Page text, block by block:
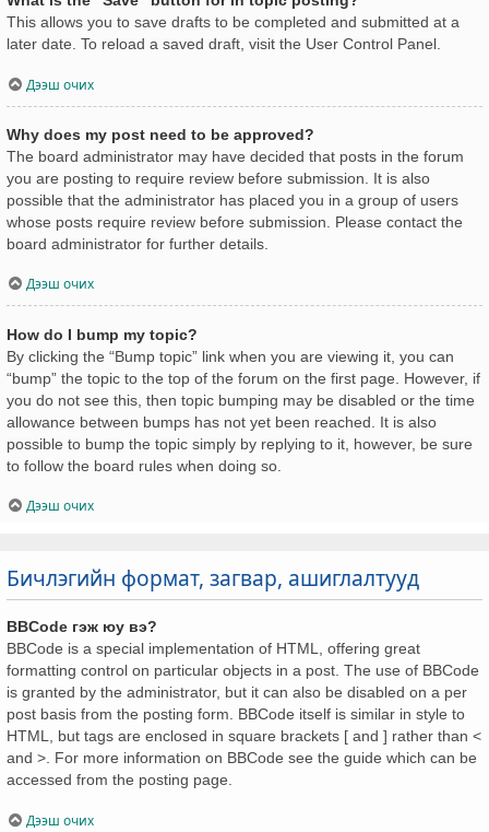
This allows you to save drafts to be completed and submitted at a
later date. To reload a saved draft, visit the User Control Panel.
Дээш очих
Why does my post need to be approved?
The board administrator may have decided that posts in the forum
you are posting to require review before submission. It is also
possible that the administrator has placed you in a group of users
whose posts require review before submission. Please contact the
board administrator for further details.
Дээш очих
How do I bump my topic?
By clicking the “Bump topic” link when you are viewing it, you can
“bump” the topic to the top of the forum on the first page. However, if
you do not see this, then topic bumping may be disabled or the time
allowance between bumps has not yet been reached. It is also
possible to bump the topic simply by replying to it, however, be sure
to follow the board rules when doing so.
Дээш очих
Бичлэгийн формат, загвар, ашиглалтууд
BBCode гэж юу вэ?
BBCode is a special implementation of HTML, offering great
formatting control on particular objects in a post. The use of BBCode
is granted by the administrator, but it can also be disabled on a per
post basis from the posting form. BBCode itself is similar in style to
HTML, but tags are enclosed in square brackets [ and ] rather than <
and >. For more information on BBCode see the guide which can be
accessed from the posting page.
Дээш очих